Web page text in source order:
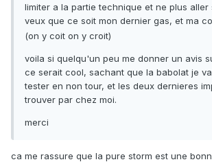
limiter a la partie technique et ne plus aller
veux que ce soit mon dernier gas, et ma
(on y coit on y croit)
voila si quelqu'un peu me donner un avis
ce serait cool, sachant que la babolat je
tester en non tour, et les deux dernieres
trouver par chez moi.
merci
ca me rassure que la pure storm est une